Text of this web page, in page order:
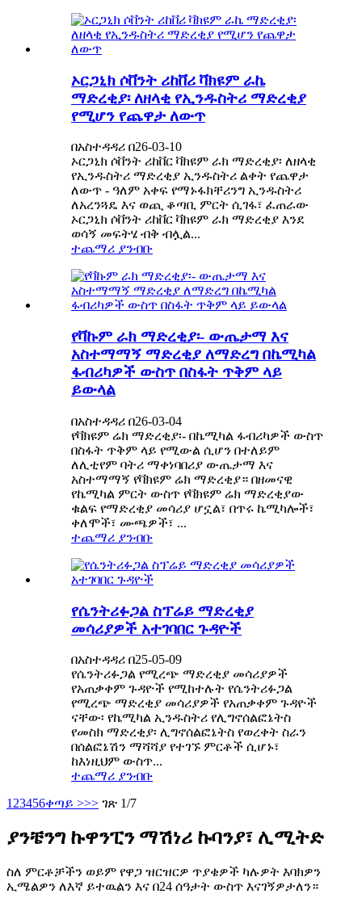
ኦርጋኒክ ሶቨንት ሪከቨሪ ቫክዩም ራኬ
ማድረቂያ፡ ለዘላቂ የኢንዱስትሪ ማድረቂያ
የሚሆን የጨዋታ ለውጥ
በአስተዳዳሪ በ26-03-10
ኦርጋኒክ ሶቨንት ሪከቨር ቫክዩም ራክ ማድረቂያ፡ ለዘላቂ
የኢንዱስትሪ ማድረቂያ ኢንዱስትሪ ልቀት የጨዋታ
ለውጥ - ዓለም አቀፍ የማኑፋክቸሪንግ ኢንዱስትሪ
ለአረንጓዴ እና ወጪ ቆጣቢ ምርት ሲገፋ፣ ፈጠራው
ኦርጋኒክ ሶቨንት ሪከቨር ቫክዩም ራክ ማድረቂያ እንደ
ወሳኝ መፍትሄ ብቅ ብሏል...
ተጨማሪ ያንብቡ
የቫኩም ራክ ማድረቂያ፡- ውጤታማ እና
አስተማማኝ ማድረቂያ ለማድረግ በኬሚካል
ፋብሪካዎች ውስጥ በስፋት ጥቅም ላይ
ይውላል
በአስተዳዳሪ በ26-03-04
የቫክዩም ሬክ ማድረቂያ፡- በኬሚካል ፋብሪካዎች ውስጥ
በስፋት ጥቅም ላይ የሚውል ሲሆን በተለይም
ለሊቲየም ባትሪ ማቀነባበሪያ ውጤታማ እና
አስተማማኝ የቫክዩም ሬክ ማድረቂያ። በዘመናዊ
የኬሚካል ምርት ውስጥ የቫክዩም ሬክ ማድረቂያው
ቁልፍ የማድረቂያ መሳሪያ ሆኗል፣ በጥሩ ኬሚካሎች፣
ቀለሞች፣ ሙጫዎች፣ ...
ተጨማሪ ያንብቡ
የሴንትሪፉጋል ስፕሬይ ማድረቂያ
መሳሪያዎች አተገባበር ጉዳዮች
በአስተዳዳሪ በ25-05-09
የሴንትሪፉጋል የሚረጭ ማድረቂያ መሳሪያዎች
የአጠቃቀም ጉዳዮች የሚከተሉት የሴንትሪፉጋል
የሚረጭ ማድረቂያ መሳሪያዎች የአጠቃቀም ጉዳዮች
ናቸው፡ የኬሚካል ኢንዱስትሪ የሊግኖሰልፎኔትስ
የመስክ ማድረቂያ፡ ሊግኖሰልፎኔትስ የወረቀት ስራን
በሰልፎኔሽን ማሻሻያ የተገኙ ምርቶች ሲሆኑ፣
ከእነዚህም ውስጥ...
ተጨማሪ ያንብቡ
1 23456ቀጣይ >>> ገጽ 1/7
ያንቼንግ ኩዋንፒን ማሽነሪ ኩባንያ፣ ሊሚትድ
ስለ ምርቶቻችን ወይም የዋጋ ዝርዝርዎ ጥያቄዎች ካሉዎት እባክዎን
ኢሜልዎን ለእኛ ይተዉልን እና በ24 ሰዓታት ውስጥ እናገኝዎታለን።